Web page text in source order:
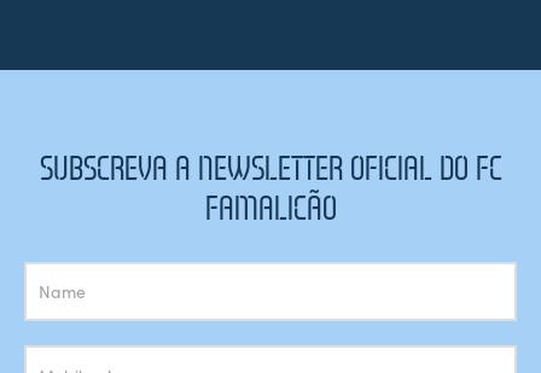
SUBSCREVA A NEWSLETTER OFICIAL DO FC
FAMALICÃO
Subscrição
Newsletter